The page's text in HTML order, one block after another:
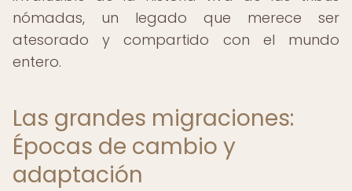
nómadas, un legado que merece ser
atesorado y compartido con el mundo
entero.
Las grandes migraciones:
Épocas de cambio y
adaptación